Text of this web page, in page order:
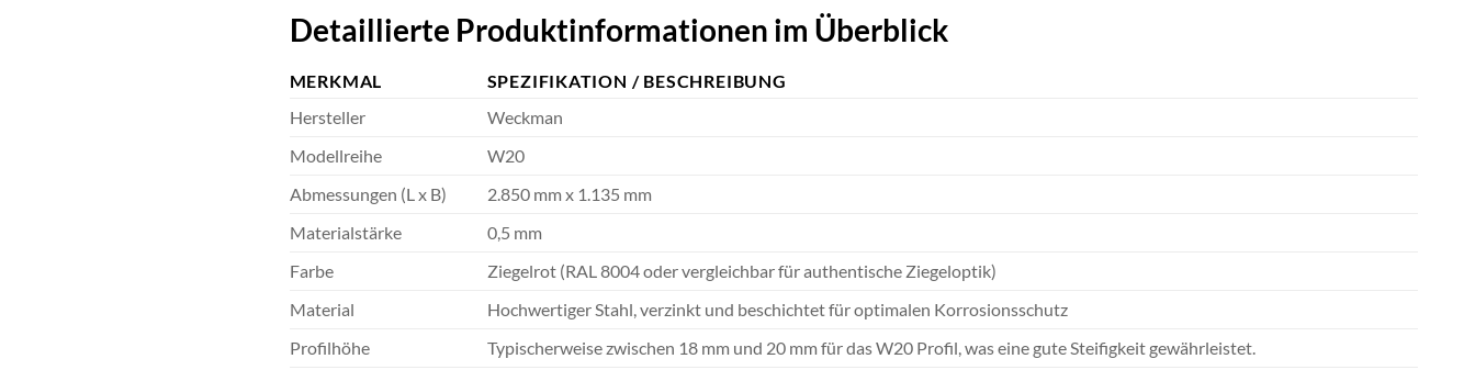
Detaillierte Produktinformationen im Überblick
MERKMAL
SPEZIFIKATION / BESCHREIBUNG
Hersteller
Weckman
Modellreihe
W20
Abmessungen (L x B)
2.850 mm x 1.135 mm
Materialstärke
0,5 mm
Farbe
Ziegelrot (RAL 8004 oder vergleichbar für authentische Ziegeloptik)
Material
Hochwertiger Stahl, verzinkt und beschichtet für optimalen Korrosionsschutz
Profilhöhe
Typischerweise zwischen 18 mm und 20 mm für das W20 Profil, was eine gute Steifigkeit gewährleistet.